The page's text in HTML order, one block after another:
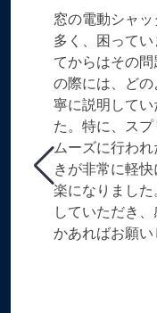
窓の電動シャ
多く、困って
てからはその
の際には、ど
寧に説明して
た。特に、ス
ムーズに行わ
きが非常に軽
楽になりまし
していただき
かあればお願い